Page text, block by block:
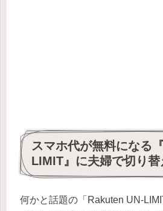
スマホ代が無料になる
LIMIT』に夫婦で切り替
何かと話題の「Rakuten UN-